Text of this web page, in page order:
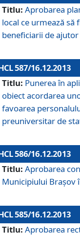
Titlu: Aprobarea
local ce urmează să
beneficiarii de ajutor
587/16.12.2013
Titlu: Punerea în
obiect acordarea
favoarea
preuniversitar de
586/16.12.2013
Titlu: Aprobarea
Municipiului Braşov
585/16.12.2013
Titlu: Aprobarea